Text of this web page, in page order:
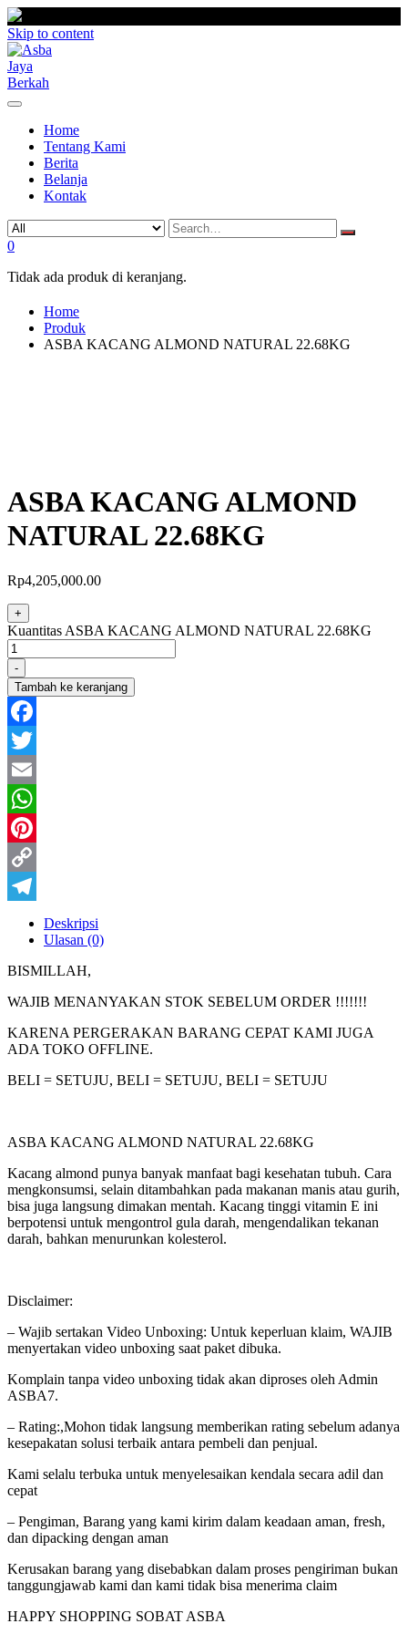
Skip to content
Home
Tentang Kami
Berita
Belanja
Kontak
0
Tidak ada produk di keranjang.
Home
Produk
ASBA KACANG ALMOND NATURAL 22.68KG
ASBA KACANG ALMOND
NATURAL 22.68KG
Rp4,205,000.00
+
Kuantitas ASBA KACANG ALMOND NATURAL 22.68KG
-
Tambah ke keranjang
Facebook
Twitter
Email
WhatsApp
Pinterest
Copy
Telegram
Deskripsi
Ulasan (0)
BISMILLAH,
WAJIB MENANYAKAN STOK SEBELUM ORDER !!!!!!!
KARENA PERGERAKAN BARANG CEPAT KAMI JUGA
ADA TOKO OFFLINE.
BELI = SETUJU, BELI = SETUJU, BELI = SETUJU
ASBA KACANG ALMOND NATURAL 22.68KG
Kacang almond punya banyak manfaat bagi kesehatan tubuh. Cara
mengkonsumsi, selain ditambahkan pada makanan manis atau gurih,
bisa juga langsung dimakan mentah. Kacang tinggi vitamin E ini
berpotensi untuk mengontrol gula darah, mengendalikan tekanan
darah, bahkan menurunkan kolesterol.
Disclaimer:
– Wajib sertakan Video Unboxing: Untuk keperluan klaim, WAJIB
menyertakan video unboxing saat paket dibuka.
Komplain tanpa video unboxing tidak akan diproses oleh Admin
ASBA7.
– Rating:,Mohon tidak langsung memberikan rating sebelum adanya
kesepakatan solusi terbaik antara pembeli dan penjual.
Kami selalu terbuka untuk menyelesaikan kendala secara adil dan
cepat
– Pengiman, Barang yang kami kirim dalam keadaan aman, fresh,
dan dipacking dengan aman
Kerusakan barang yang disebabkan dalam proses pengiriman bukan
tanggungjawab kami dan kami tidak bisa menerima claim
HAPPY SHOPPING SOBAT ASBA